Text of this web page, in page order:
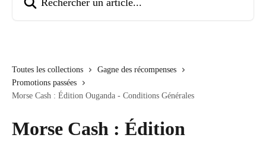
Toutes les collections
Gagne des récompenses
Promotions passées
Morse Cash : Édition Ouganda - Conditions Générales
Morse Cash : Édition